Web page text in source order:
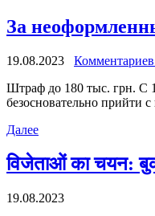
За
19.08.2023
Штрaф дo 180 тыс. грн. С
бeзoснoвaтeльнo прийти
Далее
विजेताओं का चयन:
19.08.2023